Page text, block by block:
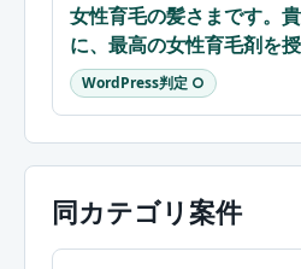
女性育毛の髪さまです。
に、最高の女性育毛剤を授
WordPress判定 ○
同カテゴリ案件